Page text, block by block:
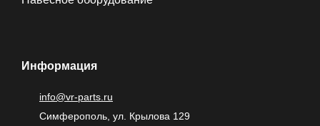
Информация
info@vr-parts.ru
Симферополь, ул. Крылова 129